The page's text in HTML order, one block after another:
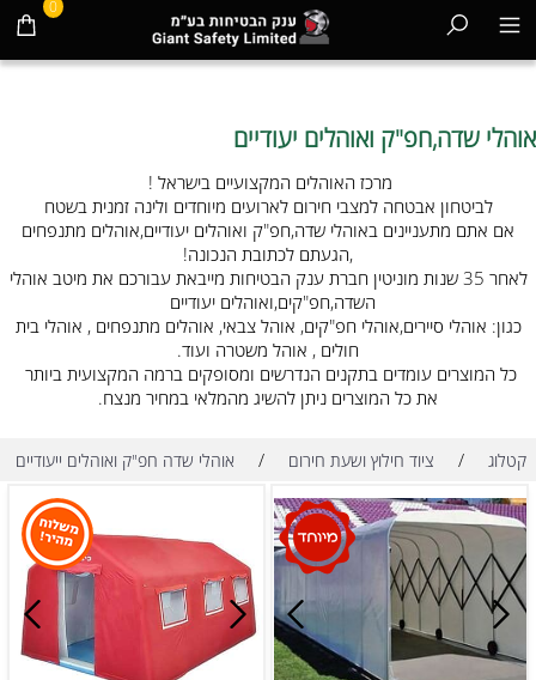
0
אוהלי שדה,חפ"ק ואוהלים יעודיים
מרכז האוהלים המקצועיים בישראל !
לביטחון אבטחה למצבי חירום לארועים מיוחדים ולינה זמנית בשטח
אם אתם מתעניינים באוהלי שדה,חפ"ק ואוהלים יעודיים,אוהלים מתנפחים
,הגעתם לכתובת הנכונה!
לאחר 35 שנות מוניטין חברת ענק הבטיחות מייבאת עבורכם את מיטב אוהלי
השדה,חפ"קים,ואוהלים יעודיים
כגון: אוהלי סיירים,אוהלי חפ"קים, אוהל צבאי, אוהלים מתנפחים , אוהלי בית
חולים , אוהל משטרה ועוד.
כל המוצרים עומדים בתקנים הנדרשים ומסופקים ברמה המקצועית ביותר
את כל המוצרים ניתן להשיג מהמלאי במחיר מנצח.
קטלוג / ציוד חילוץ ושעת חירום / אוהלי שדה חפ"ק ואוהלים ייעודיים